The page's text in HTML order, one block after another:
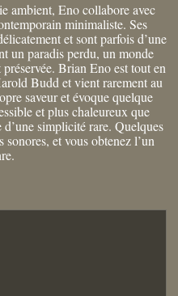
ambient, Eno collabore avec
minimaliste. Ses
et sont parfois d’une
un paradis perdu, un monde
Brian Eno est tout en
Budd et vient rarement au
saveur et évoque quelque
et plus chaleureux que
simplicité rare. Quelques
et vous obtenez l’un